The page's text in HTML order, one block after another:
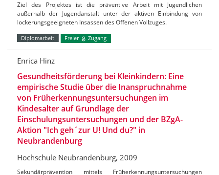
Ziel des Projektes ist die präventive Arbeit mit Jugendlichen
außerhalb der Jugendanstalt unter der aktiven Einbindung von
lockerungsgeeigneten Insassen des Offenen Vollzuges.
Diplomarbeit Freier Zugang
Enrica Hinz
Gesundheitsförderung bei Kleinkindern: Eine
empirische Studie über die Inanspruchnahme
von Früherkennungsuntersuchungen im
Kindesalter auf Grundlage der
Einschulungsuntersuchungen und der BZgA-
Aktion "Ich geh´zur U! Und du?" in
Neubrandenburg
Hochschule Neubrandenburg, 2009
Sekundärprävention mittels Früherkennungsuntersuchungen